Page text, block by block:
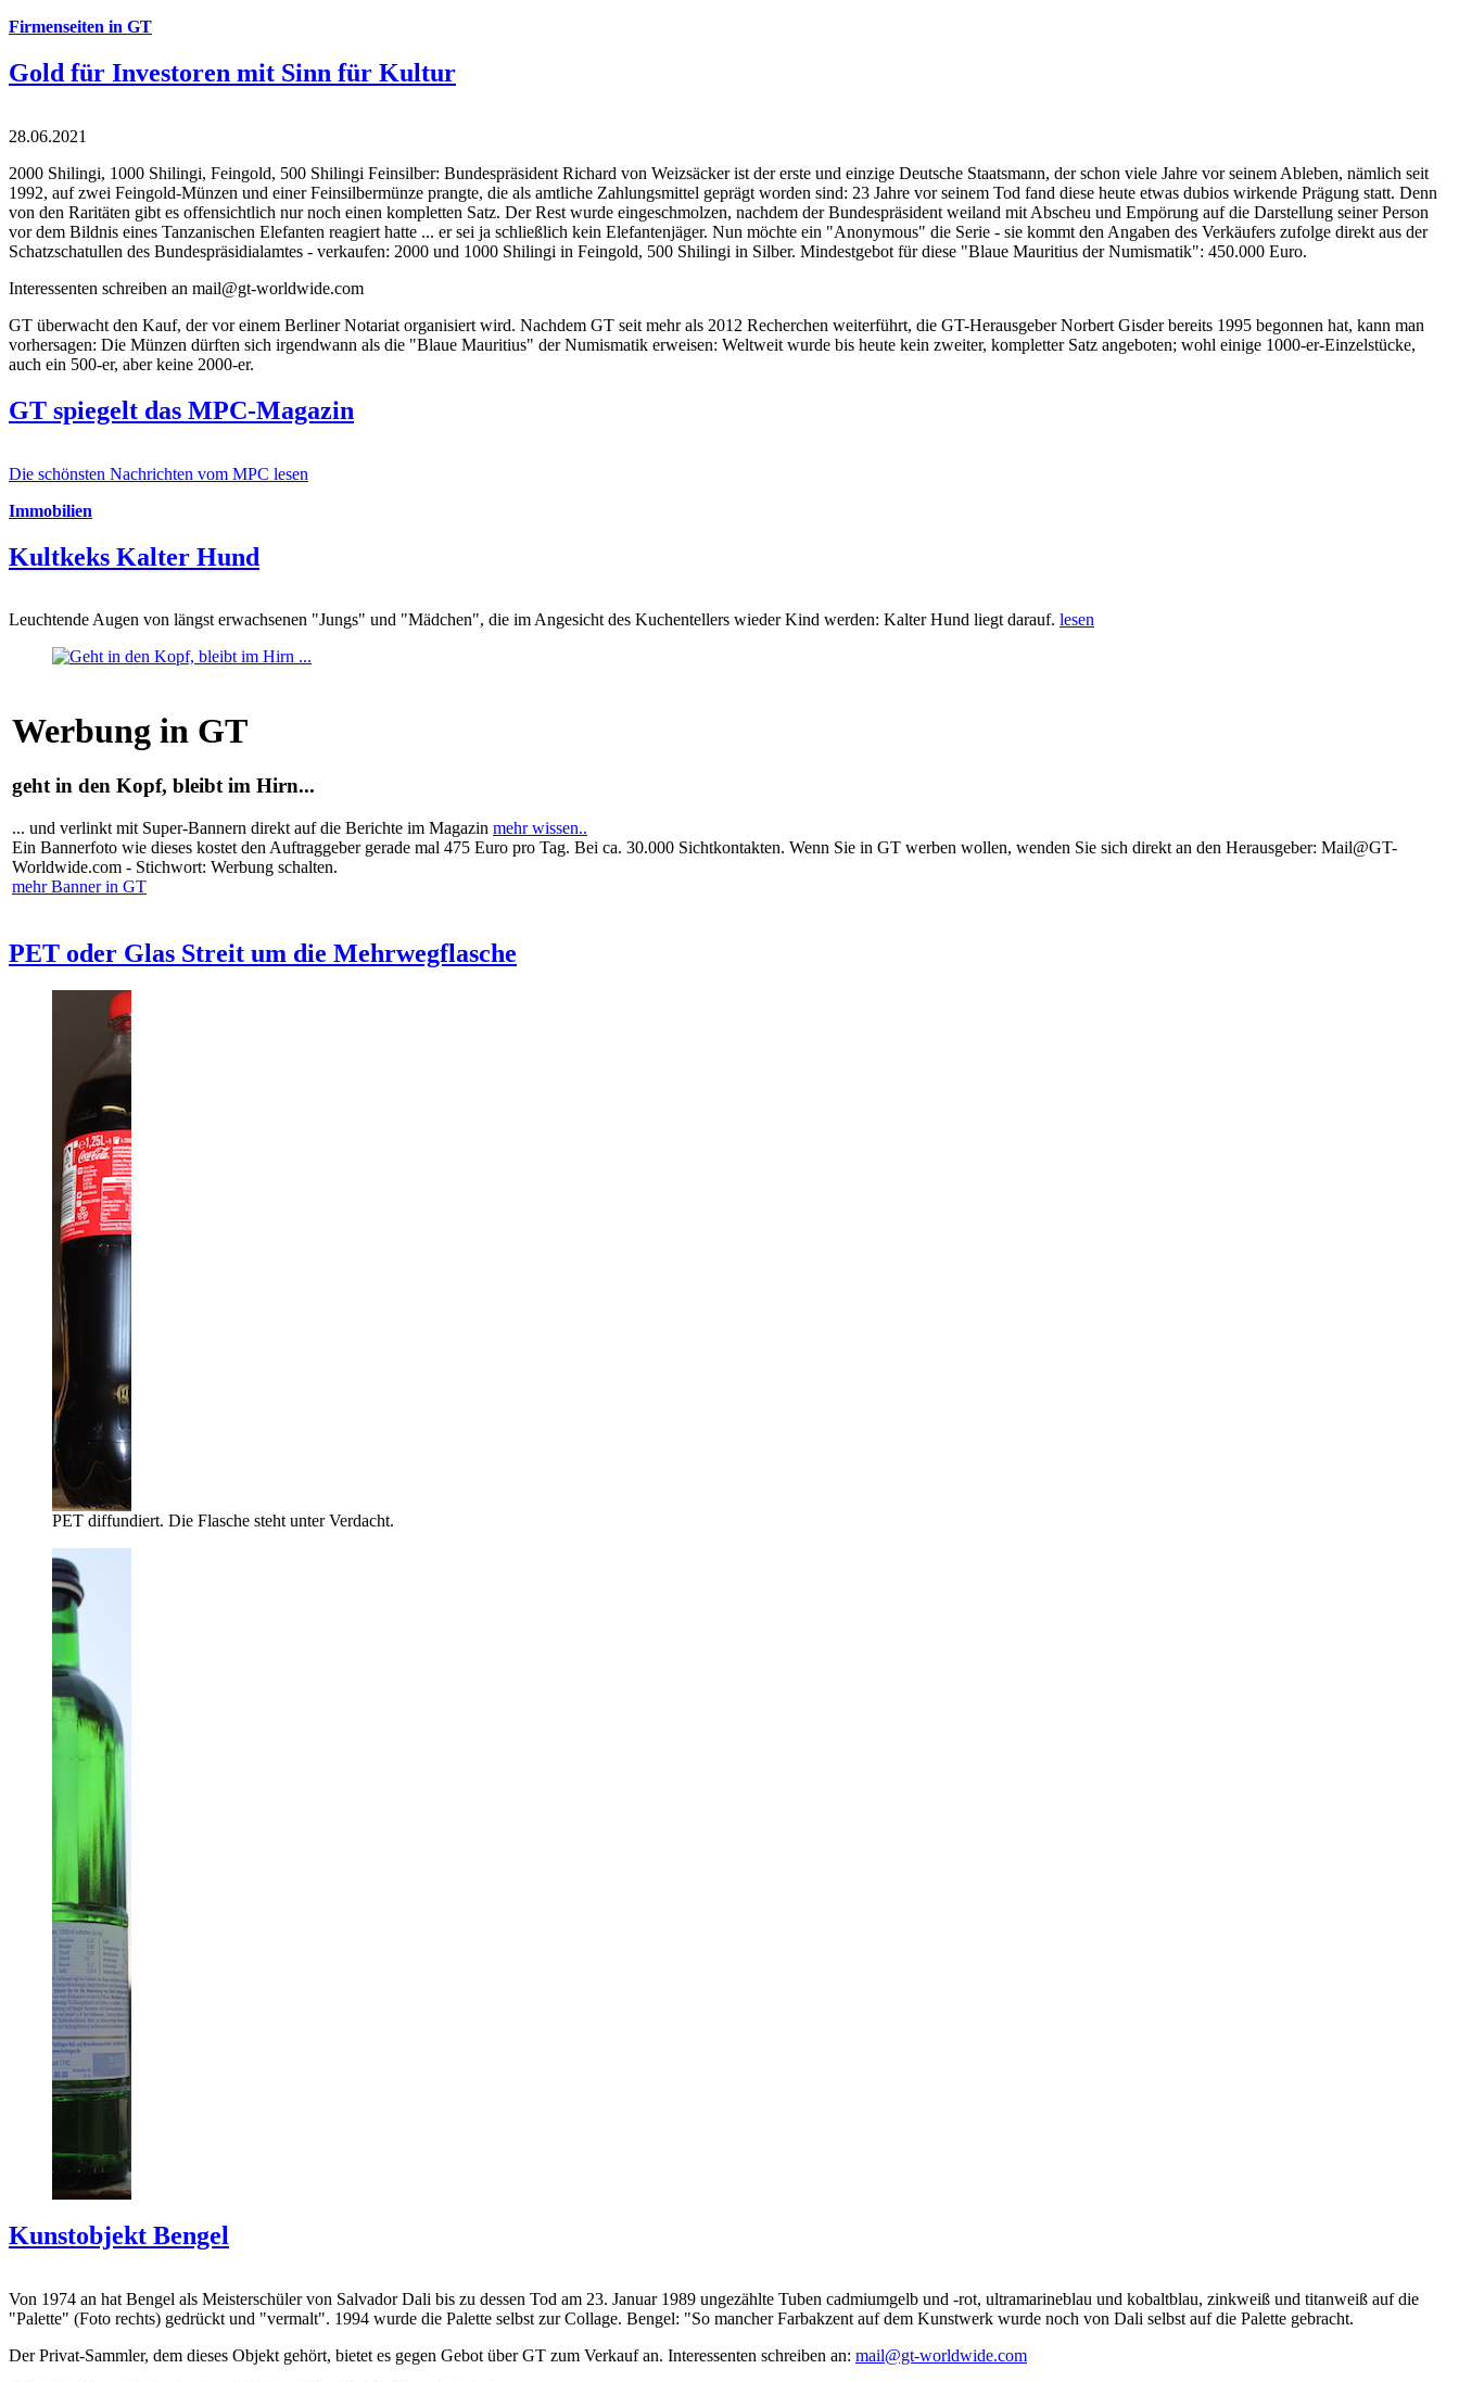
Firmenseiten in GT
Gold für Investoren mit Sinn für Kultur
28.06.2021
2000 Shilingi, 1000 Shilingi, Feingold, 500 Shilingi Feinsilber: Bundespräsident Richard von Weizsäcker ist der erste und einzige Deutsche Staatsmann, der schon viele Jahre vor seinem Ableben, nämlich seit
1992, auf zwei Feingold-Münzen und einer Feinsilbermünze prangte, die als amtliche Zahlungsmittel geprägt worden sind: 23 Jahre vor seinem Tod fand diese heute etwas dubios wirkende Prägung statt. Denn
von den Raritäten gibt es offensichtlich nur noch einen kompletten Satz. Der Rest wurde eingeschmolzen, nachdem der Bundespräsident weiland mit Abscheu und Empörung auf die Darstellung seiner Person
vor dem Bildnis eines Tanzanischen Elefanten reagiert hatte ... er sei ja schließlich kein Elefantenjäger. Nun möchte ein "Anonymous" die Serie - sie kommt den Angaben des Verkäufers zufolge direkt aus der
Schatzschatullen des Bundespräsidialamtes - verkaufen: 2000 und 1000 Shilingi in Feingold, 500 Shilingi in Silber. Mindestgebot für diese "Blaue Mauritius der Numismatik": 450.000 Euro.
Interessenten schreiben an mail@gt-worldwide.com
GT überwacht den Kauf, der vor einem Berliner Notariat organisiert wird. Nachdem GT seit mehr als 2012 Recherchen weiterführt, die GT-Herausgeber Norbert Gisder bereits 1995 begonnen hat, kann man
vorhersagen: Die Münzen dürften sich irgendwann als die "Blaue Mauritius" der Numismatik erweisen: Weltweit wurde bis heute kein zweiter, kompletter Satz angeboten; wohl einige 1000-er-Einzelstücke,
auch ein 500-er, aber keine 2000-er.
GT spiegelt das MPC-Magazin
Die schönsten Nachrichten vom MPC lesen
Immobilien
Kultkeks Kalter Hund
Leuchtende Augen von längst erwachsenen "Jungs" und "Mädchen", die im Angesicht des Kuchentellers wieder Kind werden: Kalter Hund liegt darauf. lesen
Werbung in GT
geht in den Kopf, bleibt im Hirn...
... und verlinkt mit Super-Bannern direkt auf die Berichte im Magazin mehr wissen..
Ein Bannerfoto wie dieses kostet den Auftraggeber gerade mal 475 Euro pro Tag. Bei ca. 30.000 Sichtkontakten. Wenn Sie in GT werben wollen, wenden Sie sich direkt an den Herausgeber: Mail@GT-
Worldwide.com - Stichwort: Werbung schalten.
mehr Banner in GT
PET oder Glas Streit um die Mehrwegflasche
PET diffundiert. Die Flasche steht unter Verdacht.
Kunstobjekt Bengel
Von 1974 an hat Bengel als Meisterschüler von Salvador Dali bis zu dessen Tod am 23. Januar 1989 ungezählte Tuben cadmiumgelb und -rot, ultramarineblau und kobaltblau, zinkweiß und titanweiß auf die
"Palette" (Foto rechts) gedrückt und "vermalt". 1994 wurde die Palette selbst zur Collage. Bengel: "So mancher Farbakzent auf dem Kunstwerk wurde noch von Dali selbst auf die Palette gebracht.
Der Privat-Sammler, dem dieses Objekt gehört, bietet es gegen Gebot über GT zum Verkauf an. Interessenten schreiben an: mail@gt-worldwide.com